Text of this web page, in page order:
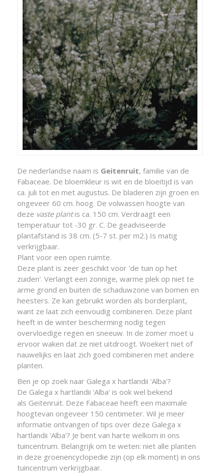
De nederlandse naam is Geitenruit, familie van de
Fabaceae. De bloemkleur is wit en de bloeitijd is van
ca. juli tot en met augustus. De bladeren zijn groen en
ongeveer 60 cm. hoog. De volwassen hoogte van
deze vaste plantis ca. 150 cm. Verdraagt een
temperatuur tot -30 gr. C. De geadviseerde
plantafstand is 38 cm. (5-7 st. per m2.) Is matig
verkrijgbaar.
Plant voor een open ruimte.
Deze plant is zeer geschikt voor 'de tuin op het
zuiden'. Verlangt een zonnige, warme plek op niet te
arme grond en buiten de schaduwzone van bomen en
heesters. Ze kan gebruikt worden als borderplant,
want ze laat zich eenvoudig combineren. Deze plant
heeft in de winter bescherming nodig tegen
overvloedige regen en sneeuw. In de zomer moet u
ervoor waken dat ze niet uitdroogt. Woekert niet of
nauwelijks en laat zich goed combineren met andere
planten.
Ben je op zoek naar Galega x hartlandii 'Alba'?
De Galega x hartlandii 'Alba' is ook wel bekend
als Geitenruit. Deze Fabaceae heeft een maximale
hoogtevan ongeveer 150 centimeter. Wil je meer
informatie ontvangen of tips over deze Galega x
hartlandii 'Alba'? Je bent van harte welkom in ons
tuincentrum. Belangrijk om te weten: niet alle planten
in deze groenencyclopedie zijn (op elk moment) in ons
tuincentrum verkrijgbaar.